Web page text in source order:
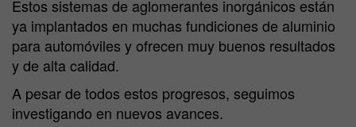
Estos sistemas de aglomerantes inorgánicos están
ya implantados en muchas fundiciones de aluminio
para automóviles y ofrecen muy buenos resultados
y de alta calidad.
A pesar de todos estos progresos, seguimos
investigando en nuevos avances.